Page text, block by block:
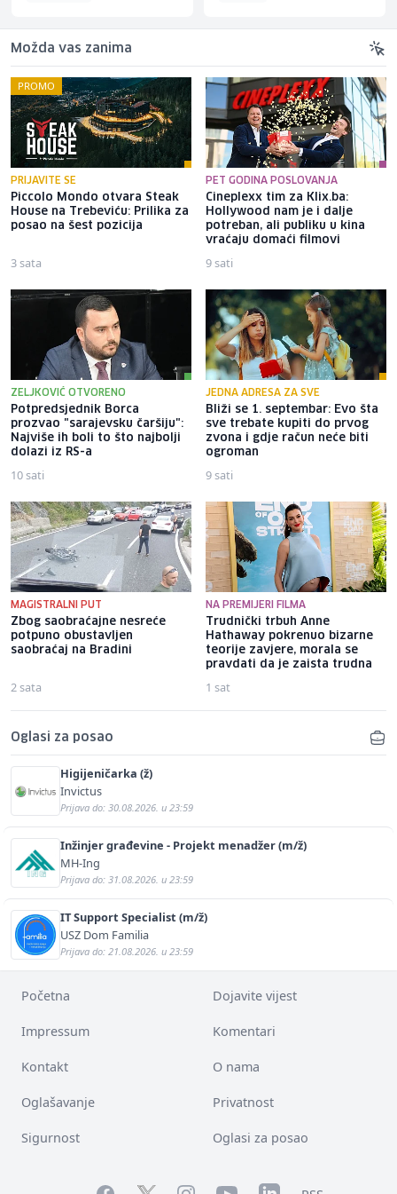
Možda vas zanima
PROMO
PRIJAVITE SE
Piccolo Mondo otvara Steak
House na Trebeviću: Prilika za
posao na šest pozicija
3 sata
PET GODINA POSLOVANJA
Cineplexx tim za Klix.ba:
Hollywood nam je i dalje
potreban, ali publiku u kina
vraćaju domaći filmovi
9 sati
ZELJKOVIĆ OTVORENO
Potpredsjednik Borca
prozvao "sarajevsku čaršiju":
Najviše ih boli to što najbolji
dolazi iz RS-a
10 sati
JEDNA ADRESA ZA SVE
Bliži se 1. septembar: Evo šta
sve trebate kupiti do prvog
zvona i gdje račun neće biti
ogroman
9 sati
MAGISTRALNI PUT
Zbog saobraćajne nesreće
potpuno obustavljen
saobraćaj na Bradini
2 sata
NA PREMIJERI FILMA
Trudnički trbuh Anne
Hathaway pokrenuo bizarne
teorije zavjere, morala se
pravdati da je zaista trudna
1 sat
Oglasi za posao
Higijeničarka (ž)
Invictus
Prijava do: 30.08.2026. u 23:59
Inžinjer građevine - Projekt menadžer (m/ž)
MH-Ing
Prijava do: 31.08.2026. u 23:59
IT Support Specialist (m/ž)
USZ Dom Familia
Prijava do: 21.08.2026. u 23:59
Početna Dojavite vijest
Impressum Komentari
Kontakt O nama
Oglašavanje Privatnost
Sigurnost Oglasi za posao